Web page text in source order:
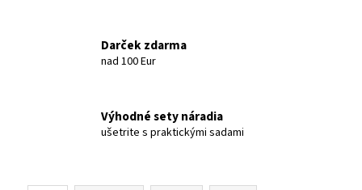
Darček zdarma
nad 100 Eur
Výhodné sety náradia
ušetrite s praktickými sadami